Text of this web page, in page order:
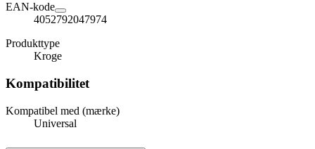
EAN-kode
4052792047974
Produkttype
Kroge
Kompatibilitet
Kompatibel med (mærke)
Universal